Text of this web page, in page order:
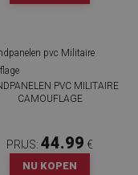
PVC MILITAIRE
CAMOUFLAGE
PRIJS: 44.99 €
NU KOPEN